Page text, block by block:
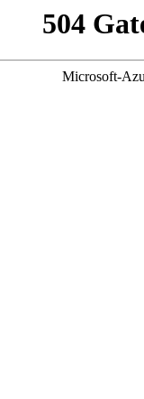
504
Microsoft-